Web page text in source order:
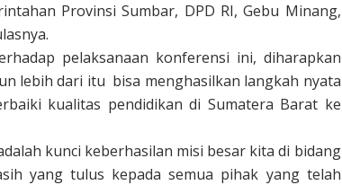
Provinsi Sumbar, DPD RI, Gebu Minang,
pelaksanaan konferensi ini, diharapkan
lebih dari itu bisa menghasilkan langkah nyata
kualitas pendidikan di Sumatera Barat ke
kunci keberhasilan misi besar kita di bidang
yang tulus kepada semua pihak yang telah